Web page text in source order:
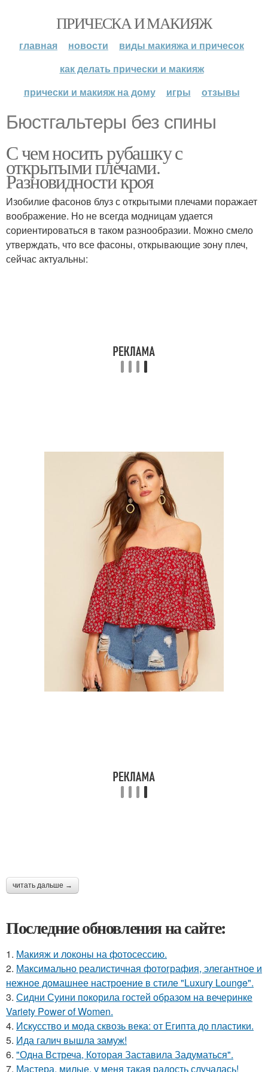
ПРИЧЕСКА И МАКИЯЖ
главная новости
виды макияжа и причесок
как делать прически и макияж
прически и макияж на дому
игры отзывы
Бюстгальтеры без спины
С чем носить рубашку с
открытыми плечами.
Разновидности кроя
Изобилие фасонов блуз с открытыми плечами поражает
воображение. Но не всегда модницам удается
сориентироваться в таком разнообразии. Можно смело
утверждать, что все фасоны, открывающие зону плеч,
сейчас актуальны:
читать дальше →
Последние обновления на сайте:
1. Макияж и локоны на фотосессию.
2. Максимально реалистичная фотография, элегантное и
нежное домашнее настроение в стиле "Luxury Lounge".
3. Сидни Суини покорила гостей образом на вечеринке
Variety Power of Women.
4. Искусство и мода сквозь века: от Египта до пластики.
5. Ида галич вышла замуж!
6. "Одна Встреча, Которая Заставила Задуматься".
7. Мастера, милые, у меня такая радость случалась!